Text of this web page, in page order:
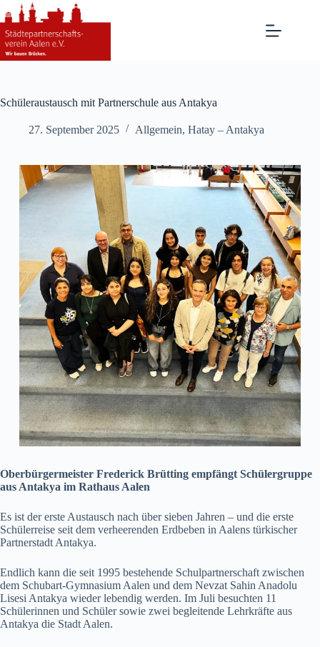
Inhalt
springen
Schüleraustausch mit Partnerschule aus Antakya
27. September 2025 Allgemein, Hatay – Antakya
Oberbürgermeister Frederick Brütting empfängt Schülergruppe
aus Antakya im Rathaus Aalen
Es ist der erste Austausch nach über sieben Jahren – und die erste
Schülerreise seit dem verheerenden Erdbeben in Aalens türkischer
Partnerstadt Antakya.
Endlich kann die seit 1995 bestehende Schulpartnerschaft zwischen
dem Schubart-Gymnasium Aalen und dem Nevzat Sahin Anadolu
Lisesi Antakya wieder lebendig werden. Im Juli besuchten 11
Schülerinnen und Schüler sowie zwei begleitende Lehrkräfte aus
Antakya die Stadt Aalen.